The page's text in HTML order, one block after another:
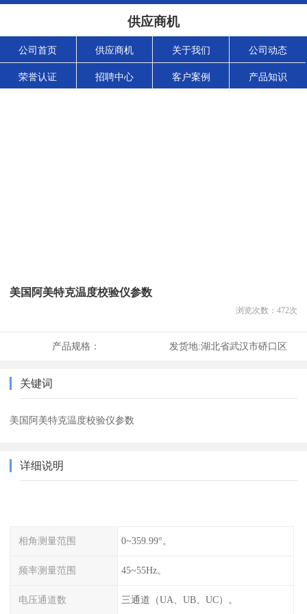
供应商机
公司首页 供应商机 关于我们 公司动态
荣誉认证 招聘中心 客户案例 产品知识
美国阿美特克温度校验仪参数
浏览次数： 472次
产品规格： 发货地:湖北省武汉市硚口区
关键词
美国阿美特克温度校验仪参数
详细说明
相角测量范围 0~359.99°。
频率测量范围 45~55Hz。
电压通道数 三通道（UA、UB、UC）。